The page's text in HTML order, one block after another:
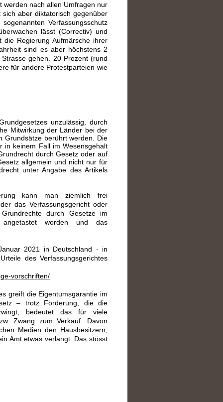
werden nach allen Umfragen nur
aber diktatorisch gegenüber
Verfassungsschutz
lässt (Correctiv) und
die Regierung Aufmärsche ihrer
sind es aber höchstens 2
gehen. 20 Prozent (rund
für andere Protestparteien wie
unzulässig, durch
Mitwirkung der Länder bei der
Grundsätze berührt werden. Die
in keinem Fall im Wesensgehalt
durch Gesetz oder auf
allgemein und nicht nur für
unter Angabe des Artikels
kann man ziemlich frei
das Verfassungsgericht oder
durch Gesetze im
angetastet worden und das
2021 in Deutschland - in
des Verfassungsgerichtes
vorschriften/
greift die Eigentumsgarantie im
– trotz Förderung, die die
bedeutet das für viele
Zwang zum Verkauf. Davon
Medien den Hausbesitzern,
Amt etwas verlangt. Das stösst